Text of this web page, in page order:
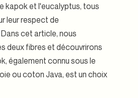
kapok et l'eucalyptus, tous
leur respect de
cet article, nous
deux fibres et découvrirons
également connu sous le
ou coton Java, est un choix